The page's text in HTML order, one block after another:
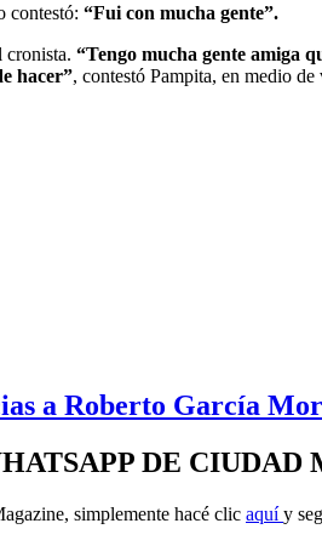
contestó: “Fui con mucha gente”.
cronista. “Tengo mucha gente amiga
hacer”, contestó Pampita, en medio
a Roberto García
DE
simplemente hacé clic aquíy